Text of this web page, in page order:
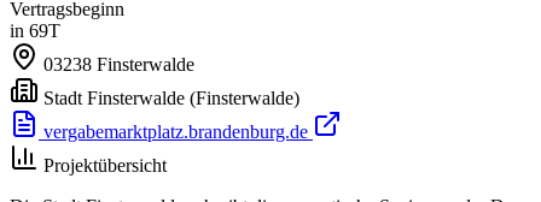
Vertragsbeginn
in 69T
03238 Finsterwalde
Stadt Finsterwalde (Finsterwalde)
vergabemarktplatz.brandenburg.de
Projektübersicht